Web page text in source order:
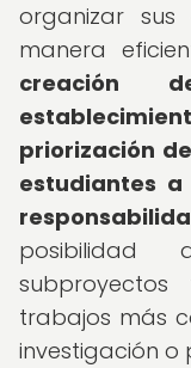
organizar sus
manera
creación
priorización
estudiantes
trabajos más
investigación o